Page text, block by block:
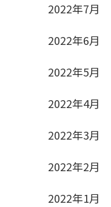
2022年7月
2022年6月
2022年5月
2022年4月
2022年3月
2022年2月
2022年1月